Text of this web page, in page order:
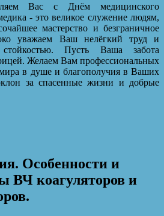
Вас с Днём медицинского
- это великое служение людям,
мастерство и безграничное
уважаем Ваш нелёгкий труд и
Пусть Ваша забота
Желаем Вам профессиональных
мира в душе и благополучия в Ваших
за спасенные жизни и добрые
Особенности и
ВЧ коагуляторов и